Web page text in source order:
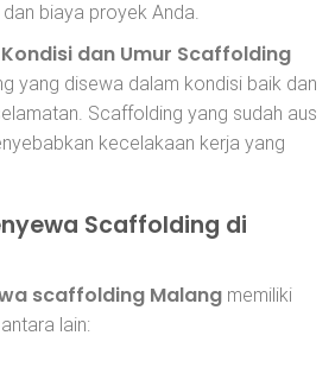
biaya proyek Anda.
dan Umur Scaffolding
yang disewa dalam kondisi baik dan
Scaffolding yang sudah aus
kecelakaan kerja yang
Scaffolding di
scaffolding Malang memiliki
lain: